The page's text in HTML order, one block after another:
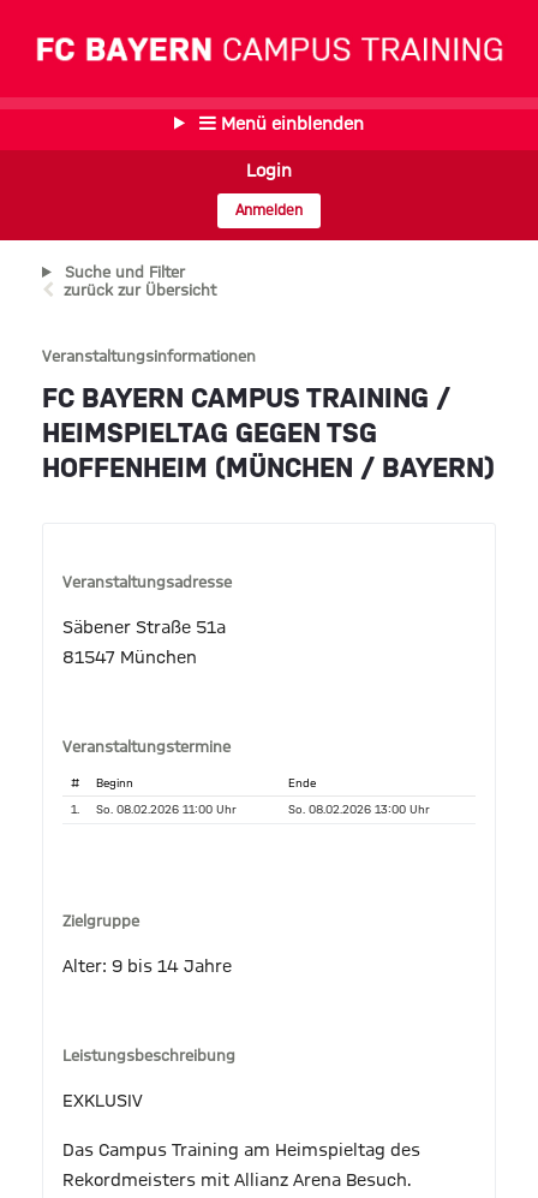
Menü einblenden
Login
Anmelden
Suche und Filter
zurück zur Übersicht
Veranstaltungsinformationen
FC BAYERN CAMPUS TRAINING /
HEIMSPIELTAG GEGEN TSG
HOFFENHEIM (MÜNCHEN / BAYERN)
Veranstaltungsadresse
Säbener Straße 51a
81547 München
Veranstaltungstermine
# Beginn Ende
1. So. 08.02.2026 11:00 Uhr So. 08.02.2026 13:00 Uhr
Zielgruppe
Alter: 9 bis 14 Jahre
Leistungsbeschreibung
EXKLUSIV
Das Campus Training am Heimspieltag des
Rekordmeisters mit Allianz Arena Besuch.